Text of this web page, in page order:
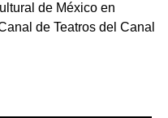
de México en
de Teatros del Canal